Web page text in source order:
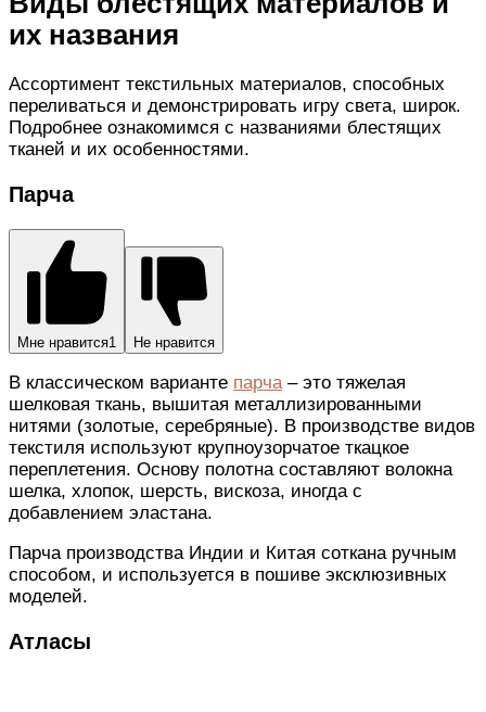
их названия
Ассортимент текстильных материалов, способных
переливаться и демонстрировать игру света, широк.
Подробнее ознакомимся с названиями блестящих
тканей и их особенностями.
Парча
Мне нравится1 Не нравится
В классическом варианте парча – это тяжелая
шелковая ткань, вышитая металлизированными
нитями (золотые, серебряные). В производстве видов
текстиля используют крупноузорчатое ткацкое
переплетения. Основу полотна составляют волокна
шелка, хлопок, шерсть, вискоза, иногда с
добавлением эластана.
Парча производства Индии и Китая соткана ручным
способом, и используется в пошиве эксклюзивных
моделей.
Атласы